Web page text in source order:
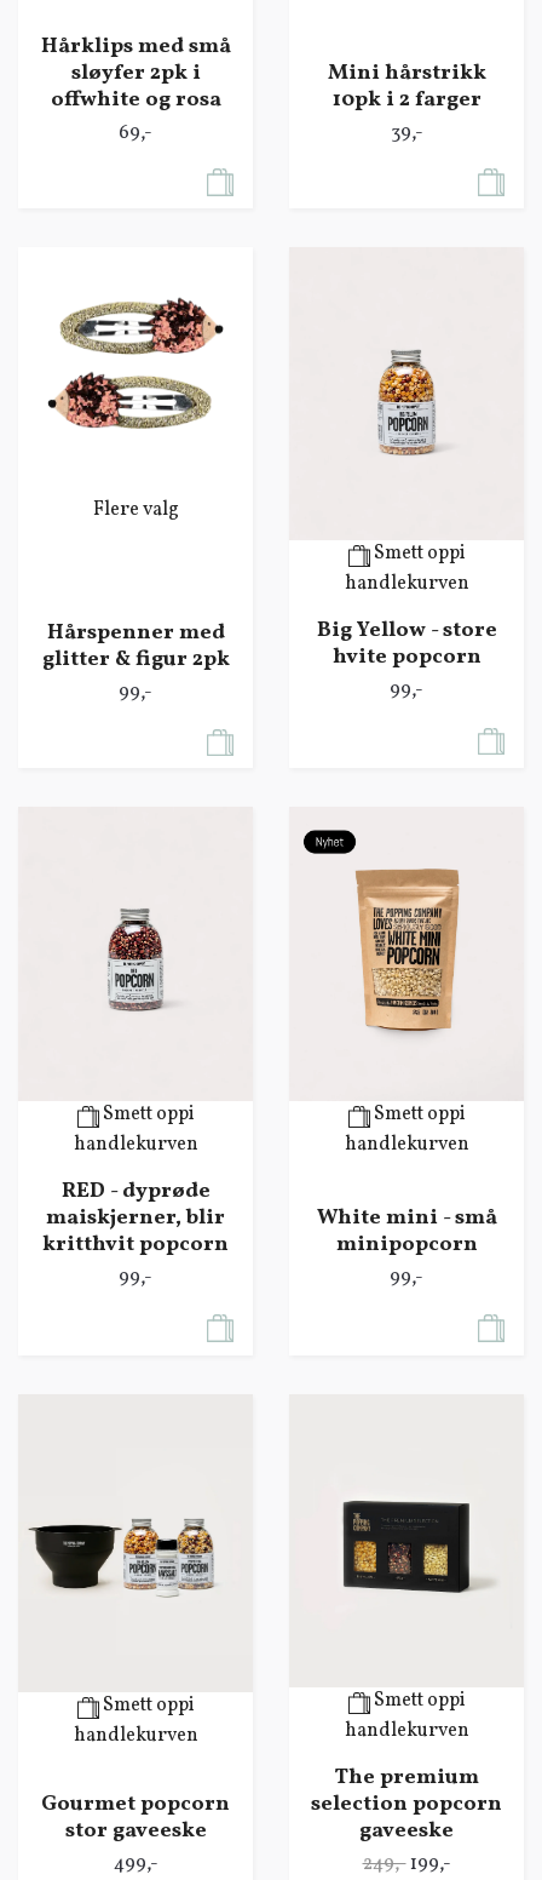
Hårklips med små
sløyfer 2pk i
offwhite og rosa
69,-
Mini hårstrikk
10pk i 2 farger
39,-
Flere valg
Hårspenner med
glitter & figur 2pk
99,-
Smett oppi
handlekurven
Big Yellow - store
hvite popcorn
99,-
Smett oppi
handlekurven
RED - dyprøde
maiskjerner, blir
kritthvit popcorn
99,-
Smett oppi
handlekurven
White mini - små
minipopcorn
99,-
Smett oppi
handlekurven
Gourmet popcorn
stor gaveeske
499,-
Smett oppi
handlekurven
The premium
selection popcorn
gaveeske
249,-199,-